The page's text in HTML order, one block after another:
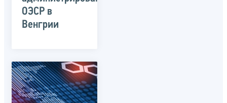
ОЭСР в
Венгрии